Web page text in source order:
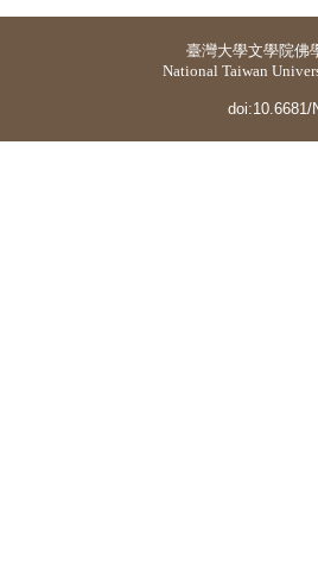
臺灣大學文學院佛
National Taiwan
doi:10.6681/